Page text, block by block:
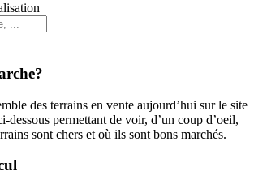
des terrains en vente aujourd’hui sur le site
dessous permettant de voir, d’un coup d’oeil,
sont chers et où ils sont bons marchés.